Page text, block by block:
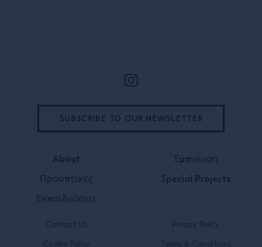
About
Προοπτικές
Εκπαιδεύσεις
Έμπνευση
Special Projects
Contact Us
Cookie Policy
Privacy Policy
Terms & Conditions
SUBSCRIBE TO OUR NEWSLETTER